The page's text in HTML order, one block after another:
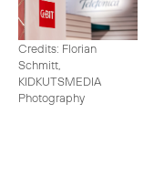
Credits: Florian
Schmitt,
KIDKUTSMEDIA
Photography